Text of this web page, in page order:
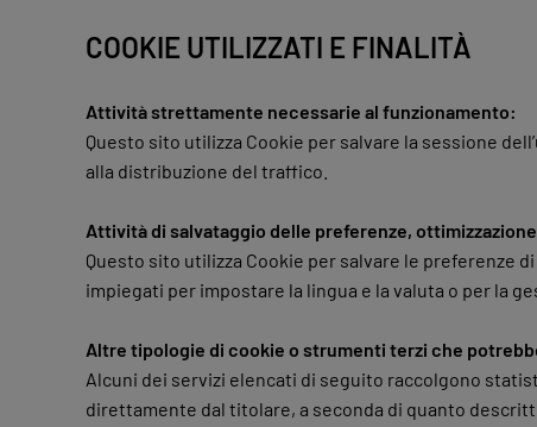
COOKIE UTILIZZATI E FINALITÀ
Attività strettamente necessarie al funzionamento:
Questo sito utilizza Cookie per salvare la sessione
alla distribuzione del traffico.
Attività di salvataggio delle preferenze,
Questo sito utilizza Cookie per salvare le preferenze
impiegati per impostare la lingua e la valuta o per la
Altre tipologie di cookie o strumenti terzi che
Alcuni dei servizi elencati di seguito raccolgono
direttamente dal titolare, a seconda di quanto